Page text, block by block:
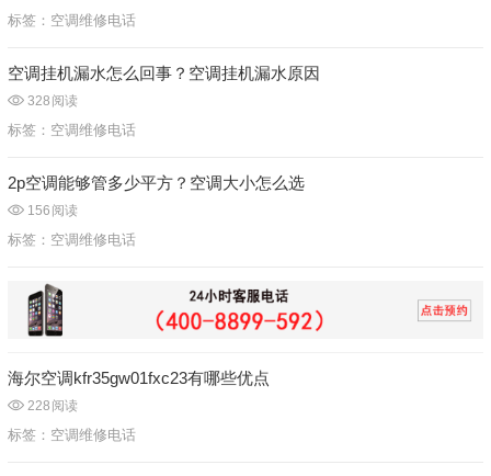
标签： 空调维修电话
空调挂机漏水怎么回事？空调挂机漏水原因
328 阅读
标签： 空调维修电话
2p空调能够管多少平方？空调大小怎么选
156 阅读
标签： 空调维修电话
海尔空调kfr35gw01fxc23有哪些优点
228 阅读
标签： 空调维修电话